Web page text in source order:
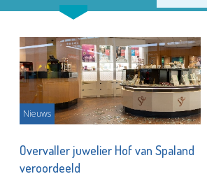
Nieuws
Overvaller juwelier Hof van Spaland
veroordeeld